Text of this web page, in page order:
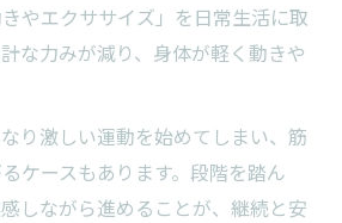
やエクササイズ」を日常生活に取
な力みが減り、身体が軽く動きや
り激しい運動を始めてしまい、筋
ケースもあります。段階を踏ん
しながら進めることが、継続と安